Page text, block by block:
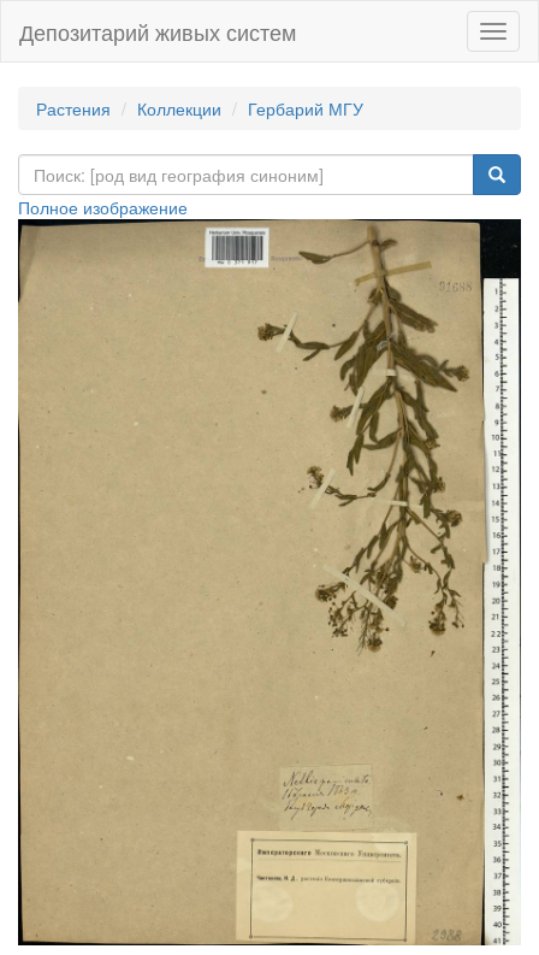
Депозитарий живых систем
Растения Коллекции Гербарий МГУ
Полное изображение